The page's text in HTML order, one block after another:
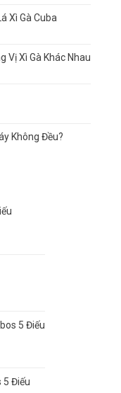
Xì Gà Cuba
Vị Xì Gà Khác Nhau
Không Đều?
5 Điếu
5 Điếu